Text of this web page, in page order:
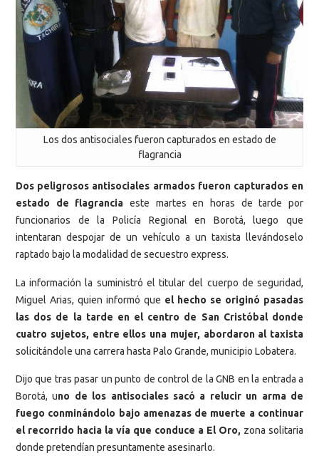
Los dos antisociales fueron capturados en estado de
flagrancia
Dos peligrosos antisociales armados fueron capturados en
estado de flagrancia este martes en horas de tarde por
funcionarios de la Policía Regional en Borotá, luego que
intentaran despojar de un vehículo a un taxista llevándoselo
raptado bajo la modalidad de secuestro express.
La información la suministró el titular del cuerpo de seguridad,
Miguel Arias, quien informó que el hecho se originó pasadas
las dos de la tarde en el centro de San Cristóbal donde
cuatro sujetos, entre ellos una mujer, abordaron al taxista
solicitándole una carrera hasta Palo Grande, municipio Lobatera.
Dijo que tras pasar un punto de control de la GNB en la entrada a
Borotá, uno de los antisociales sacó a relucir un arma de
fuego conminándolo bajo amenazas de muerte a continuar
el recorrido hacia la vía que conduce a El Oro, zona solitaria
donde pretendían presuntamente asesinarlo.